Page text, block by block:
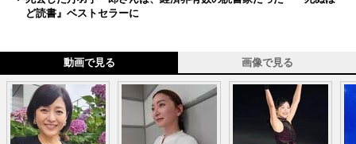
ど読書』ベストセラーに
動画で見る 画像で見る